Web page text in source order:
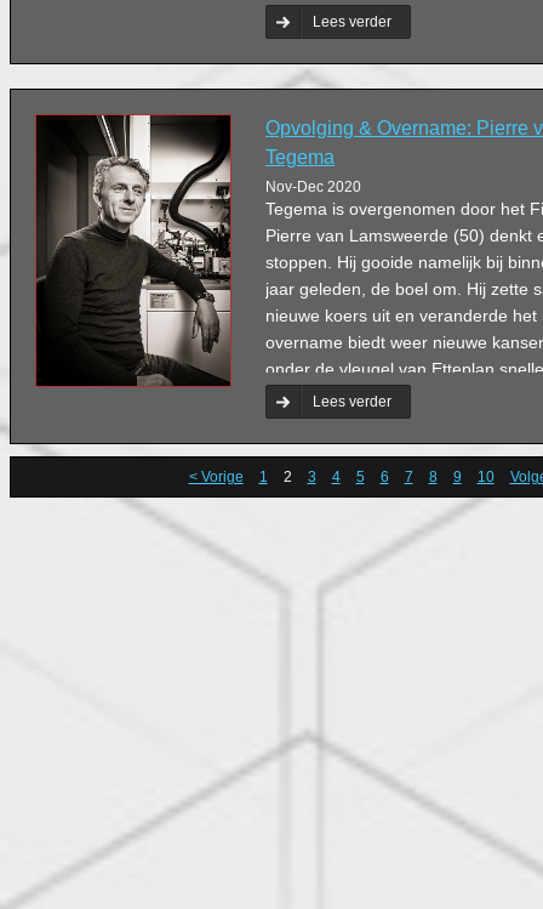
Lees verder
Opvolging & Overname: Pierre
Tegema
Nov-Dec 2020
Tegema is overgenomen door het
Pierre van Lamsweerde (50) denkt
stoppen. Hij gooide namelijk bij
jaar geleden, de boel om. Hij zette
nieuwe koers uit en veranderde het
overname biedt weer nieuwe
onder de vleugel van Etteplan
uitgerold.’Lees verder
< Vorige 1 2 3 4 5 6 7 8 9 10